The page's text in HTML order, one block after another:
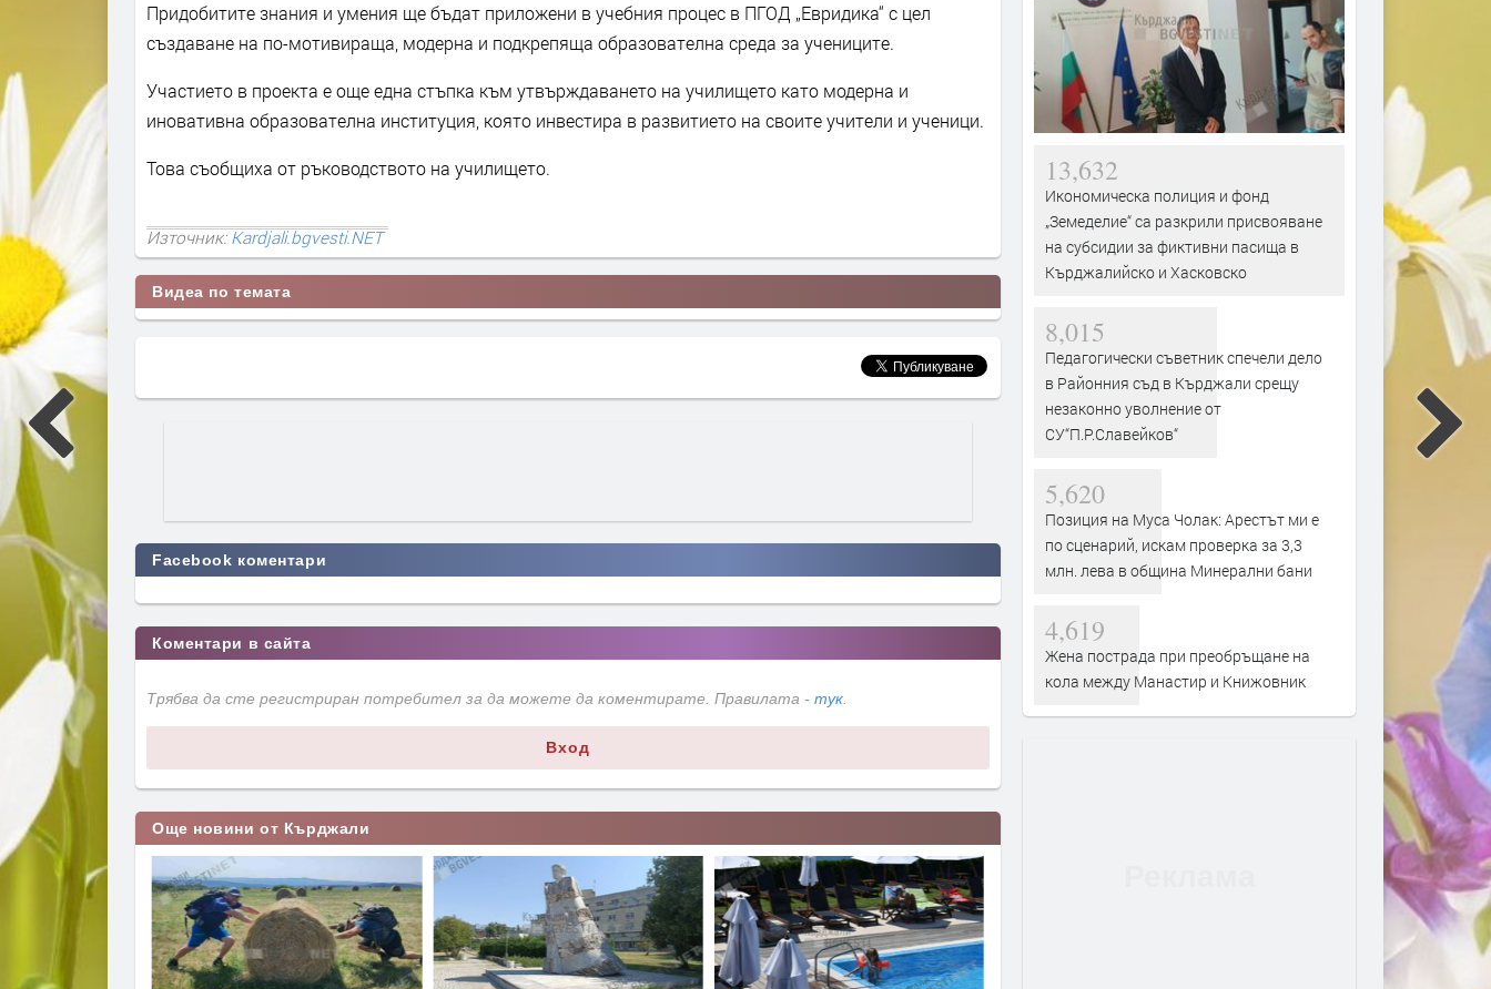
Придобитите знания и умения ще бъдат приложени в учебния процес в ПГОД „Евридика“ с цел
създаване на по-мотивираща, модерна и подкрепяща образователна среда за учениците.
Участието в проекта е още една стъпка към утвърждаването на училището като модерна и
иновативна образователна институция, която инвестира в развитието на своите учители и ученици.
Това съобщиха от ръководството на училището.
Източник:Kardjali.bgvesti.NET
Видеа по темата
Facebook коментари
Коментари в сайта
Трябва да сте регистриран потребител за да можете да коментирате. Правилата - тук.
Вход
Още новини от Кърджали
13,632
Икономическа полиция и фонд
„Земеделие“ са разкрили присвояване
на субсидии за фиктивни пасища в
Кърджалийско и Хасковско
8,015
Педагогически съветник спечели дело
в Районния съд в Кърджали срещу
незаконно уволнение от
СУ“П.Р.Славейков“
5,620
Позиция на Муса Чолак: Арестът ми е
по сценарий, искам проверка за 3,3
млн. лева в община Минерални бани
4,619
Жена пострада при преобръщане на
кола между Манастир и Книжовник